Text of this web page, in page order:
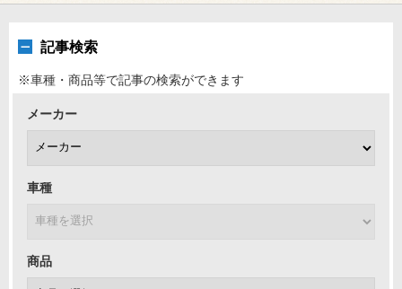
記事検索
※車種・商品等で記事の検索ができます
メーカー
車種
商品